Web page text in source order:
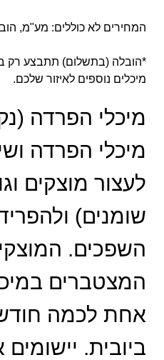
המחירים לא כוללים: מע"מ,
*הובלה (בתשלום) תתבצע רק
מיכלים נוספים לאיזור שלכם.
מיכלי הפרדה
מיכלי הפרדה
לעצור מוצקים
שומנים)
השפכים.
המצטברים
אחת לכמה
ביובית.